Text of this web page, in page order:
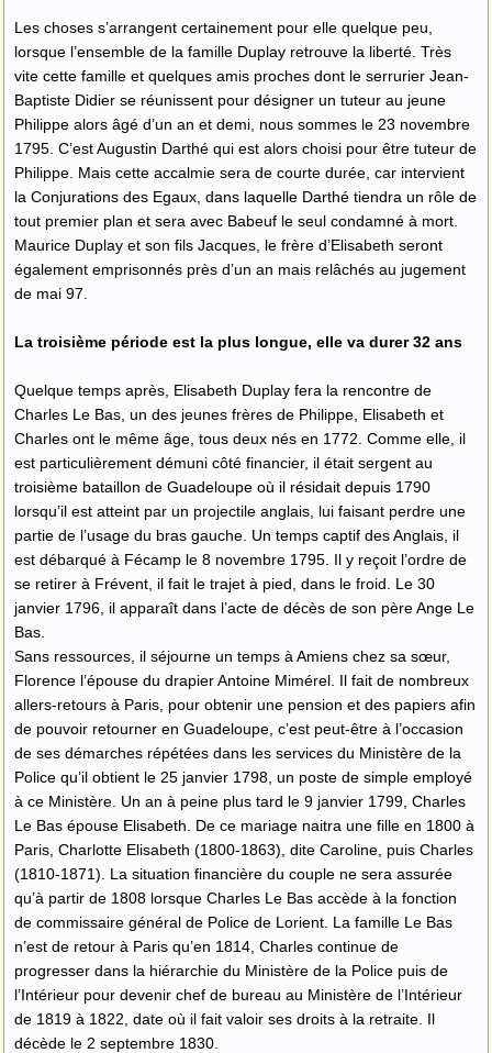
Les choses s’arrangent certainement pour elle quelque peu,
lorsque l’ensemble de la famille Duplay retrouve la liberté. Très
vite cette famille et quelques amis proches dont le serrurier Jean-
Baptiste Didier se réunissent pour désigner un tuteur au jeune
Philippe alors âgé d’un an et demi, nous sommes le 23 novembre
1795. C’est Augustin Darthé qui est alors choisi pour être tuteur de
Philippe. Mais cette accalmie sera de courte durée, car intervient
la Conjurations des Egaux, dans laquelle Darthé tiendra un rôle de
tout premier plan et sera avec Babeuf le seul condamné à mort.
Maurice Duplay et son fils Jacques, le frère d’Elisabeth seront
également emprisonnés près d’un an mais relâchés au jugement
de mai 97.
La troisième période est la plus longue, elle va durer 32 ans
Quelque temps après, Elisabeth Duplay fera la rencontre de
Charles Le Bas, un des jeunes frères de Philippe, Elisabeth et
Charles ont le même âge, tous deux nés en 1772. Comme elle, il
est particulièrement démuni côté financier, il était sergent au
troisième bataillon de Guadeloupe où il résidait depuis 1790
lorsqu’il est atteint par un projectile anglais, lui faisant perdre une
partie de l’usage du bras gauche. Un temps captif des Anglais, il
est débarqué à Fécamp le 8 novembre 1795. Il y reçoit l’ordre de
se retirer à Frévent, il fait le trajet à pied, dans le froid. Le 30
janvier 1796, il apparaît dans l’acte de décès de son père Ange Le
Bas.
Sans ressources, il séjourne un temps à Amiens chez sa sœur,
Florence l’épouse du drapier Antoine Mimérel. Il fait de nombreux
allers-retours à Paris, pour obtenir une pension et des papiers afin
de pouvoir retourner en Guadeloupe, c’est peut-être à l’occasion
de ses démarches répétées dans les services du Ministère de la
Police qu’il obtient le 25 janvier 1798, un poste de simple employé
à ce Ministère. Un an à peine plus tard le 9 janvier 1799, Charles
Le Bas épouse Elisabeth. De ce mariage naitra une fille en 1800 à
Paris, Charlotte Elisabeth (1800-1863), dite Caroline, puis Charles
(1810-1871). La situation financière du couple ne sera assurée
qu’à partir de 1808 lorsque Charles Le Bas accède à la fonction
de commissaire général de Police de Lorient. La famille Le Bas
n’est de retour à Paris qu’en 1814, Charles continue de
progresser dans la hiérarchie du Ministère de la Police puis de
l’Intérieur pour devenir chef de bureau au Ministère de l’Intérieur
de 1819 à 1822, date où il fait valoir ses droits à la retraite. Il
décède le 2 septembre 1830.